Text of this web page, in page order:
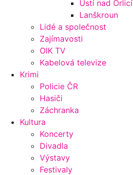
Ústí nad Orlicí
Lanškroun
Lidé a společnost
Zajímavosti
OIK TV
Kabelová televize
Krimi
Policie ČR
Hasiči
Záchranka
Kultura
Koncerty
Divadla
Výstavy
Festivaly